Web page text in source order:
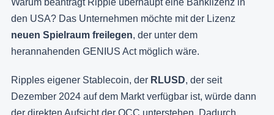
Warum beantragt Ripple überhaupt eine Banklizenz in
den USA? Das Unternehmen möchte mit der Lizenz
neuen Spielraum freilegen, der unter dem
herannahenden GENIUS Act möglich wäre.
Ripples eigener Stablecoin, der RLUSD, der seit
Dezember 2024 auf dem Markt verfügbar ist, würde dann